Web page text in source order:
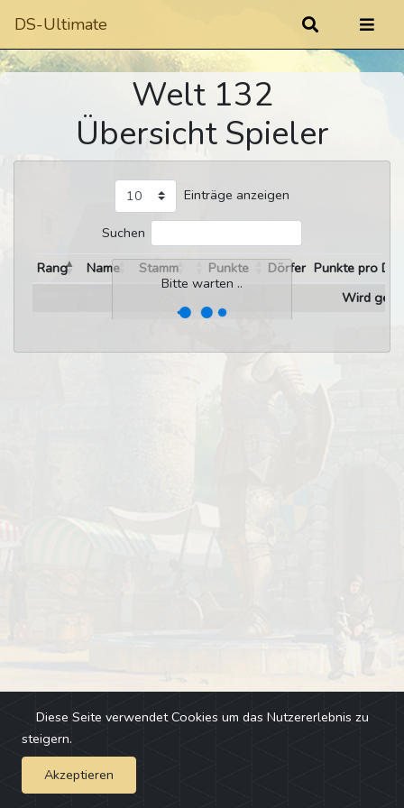
DS-Ultimate
Welt 132
Übersicht Spieler
Einträge anzeigen
Suchen
Bitte warten ..
Rang Name Stamm Punkte Dörfer Punkte pro
Wird
Impressum - Changelog
Diese Seite verwendet Cookies um das Nutzererlebnis zu
steigern.
Akzeptieren